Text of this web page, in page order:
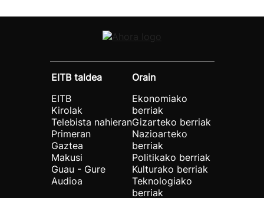
EITB taldea
EITB
Kirolak
Telebista nahieran
Primeran
Gaztea
Makusi
Guau - Gure
Audioa
Orain
Ekonomiako
berriak
Gizarteko berriak
Nazioarteko
berriak
Politikako berriak
Kulturako berriak
Teknologiako
berriak